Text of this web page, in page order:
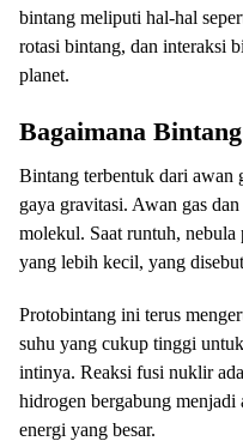
bintang meliputi hal-hal
rotasi bintang, dan interaksi
planet.
Bagaimana
Bintang terbentuk dari awan
gaya gravitasi. Awan gas
molekul. Saat runtuh, nebula
yang lebih kecil, yang
Protobintang ini terus
suhu yang cukup tinggi
intinya. Reaksi fusi nuklir
hidrogen bergabung menjadi
energi yang besar.